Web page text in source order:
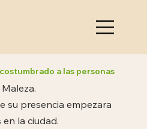
a las personas
su presencia empezara
la ciudad.